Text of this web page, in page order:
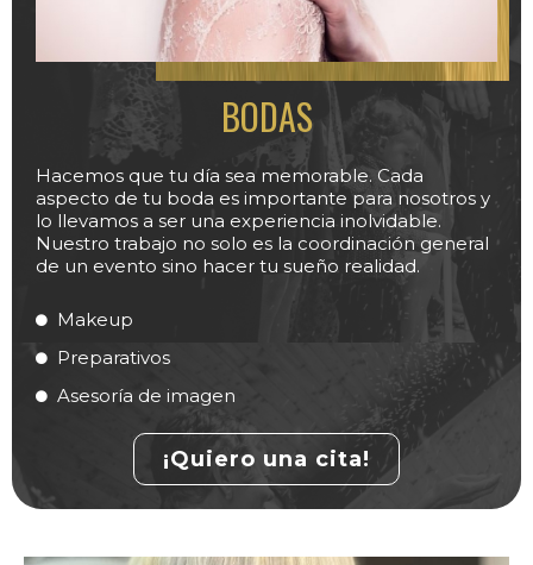
BODAS
Hacemos que tu día sea memorable. Cada
aspecto de tu boda es importante para nosotros y
lo llevamos a ser una experiencia inolvidable.
Nuestro trabajo no solo es la coordinación general
de un evento sino hacer tu sueño realidad.
Makeup
Preparativos
Asesoría de imagen
¡Quiero una cita!